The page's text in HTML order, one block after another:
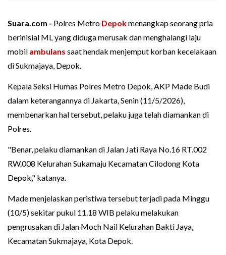
Suara.com - Polres Metro Depokmenangkap seorang pria
berinisial ML yang diduga merusak dan menghalangi laju
mobil ambulans saat hendak menjemput korban kecelakaan
di Sukmajaya, Depok.
Kepala Seksi Humas Polres Metro Depok, AKP Made Budi
dalam keterangannya di Jakarta, Senin (11/5/2026),
membenarkan hal tersebut, pelaku juga telah diamankan di
Polres.
"Benar, pelaku diamankan di Jalan Jati Raya No.16 RT.002
RW.008 Kelurahan Sukamaju Kecamatan Cilodong Kota
Depok," katanya.
Made menjelaskan peristiwa tersebut terjadi pada Minggu
(10/5) sekitar pukul 11.18 WIB pelaku melakukan
pengrusakan di Jalan Moch Nail Kelurahan Bakti Jaya,
Kecamatan Sukmajaya, Kota Depok.